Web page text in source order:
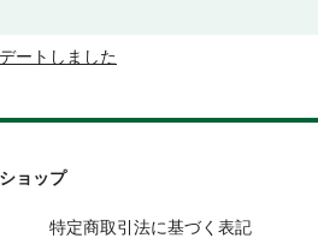
ートしました
ョップ
特定商取引法に基づく表記